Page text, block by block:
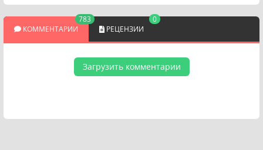
КОММЕНТАРИИ
783
РЕЦЕНЗИИ
0
Загрузить комментарии